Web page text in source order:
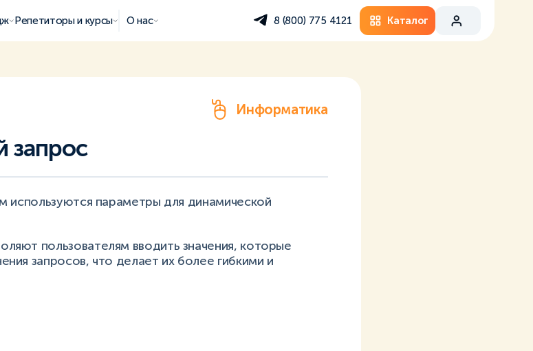
Репетиторы и курсы О нас 8 (800) 775 4121 Каталог
Информатика
запрос
используются параметры для динамической
пользователям вводить значения, которые
запросов, что делает их более гибкими и